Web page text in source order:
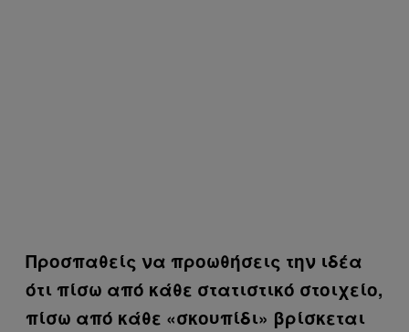
Προσπαθείς να προωθήσεις την ιδέα
ότι πίσω από κάθε στατιστικό στοιχείο,
πίσω από κάθε «σκουπίδι» βρίσκεται